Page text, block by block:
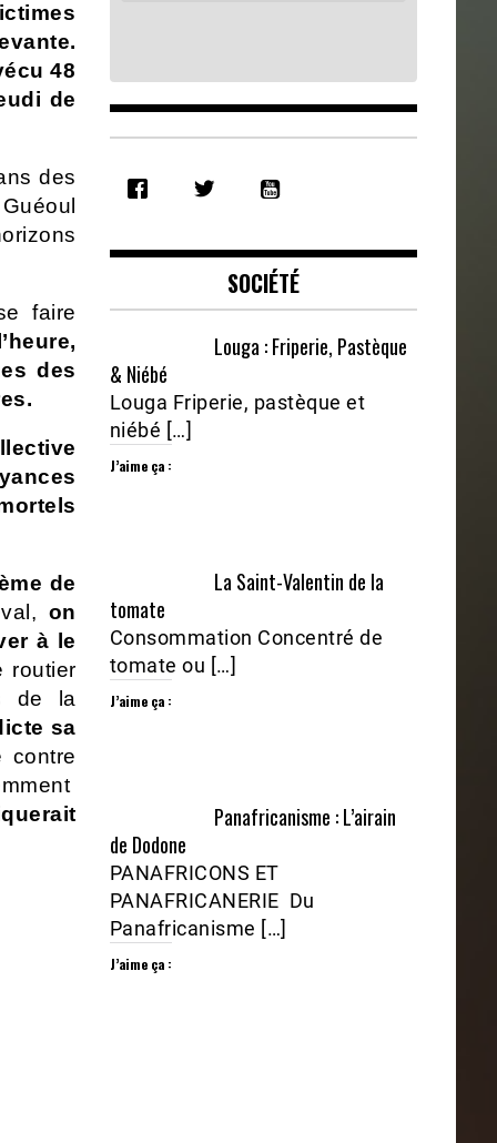
48
de
des
faire
des
de
on
à le
routier
de la
sa
contre
RSS FEED
EMBED
SOCIÉTÉ
Louga : Friperie, Pastèque
& Niébé
Louga Friperie, pastèque et
niébé […]
J’aime ça :
La Saint-Valentin de la
tomate
Consommation Concentré de
tomate ou […]
J’aime ça :
Panafricanisme : L’airain
de Dodone
PANAFRICONS ET
PANAFRICANERIE Du
Panafricanisme […]
J’aime ça :